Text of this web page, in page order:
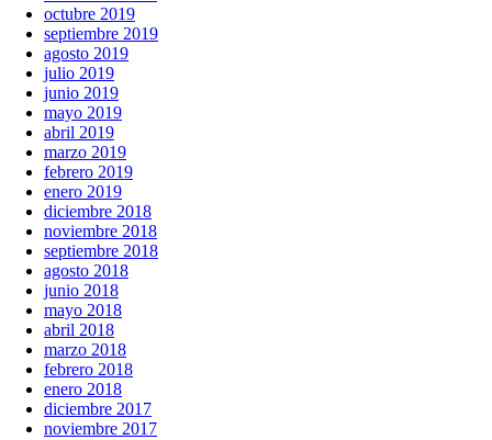
octubre 2019
septiembre 2019
agosto 2019
julio 2019
junio 2019
mayo 2019
abril 2019
marzo 2019
febrero 2019
enero 2019
diciembre 2018
noviembre 2018
septiembre 2018
agosto 2018
junio 2018
mayo 2018
abril 2018
marzo 2018
febrero 2018
enero 2018
diciembre 2017
noviembre 2017